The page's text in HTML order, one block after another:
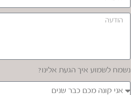
נשמח לשמוע איך הגעת אלינו?